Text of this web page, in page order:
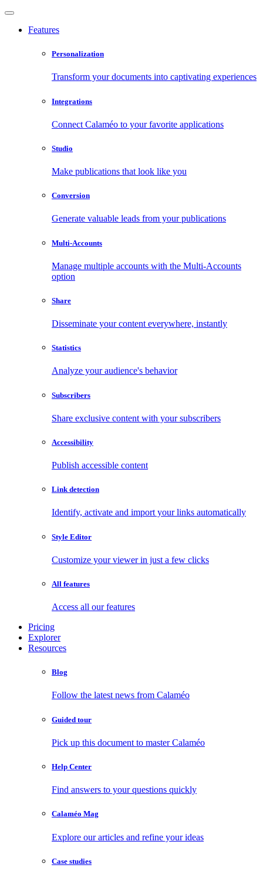
Features
Personalization
Transform your documents into captivating experiences
Integrations
Connect Calaméo to your favorite applications
Studio
Make publications that look like you
Conversion
Generate valuable leads from your publications
Multi-Accounts
Manage multiple accounts with the Multi-Accounts
option
Share
Disseminate your content everywhere, instantly
Statistics
Analyze your audience's behavior
Subscribers
Share exclusive content with your subscribers
Accessibility
Publish accessible content
Link detection
Identify, activate and import your links automatically
Style Editor
Customize your viewer in just a few clicks
All features
Access all our features
Pricing
Explorer
Resources
Blog
Follow the latest news from Calaméo
Guided tour
Pick up this document to master Calaméo
Help Center
Find answers to your questions quickly
Calaméo Mag
Explore our articles and refine your ideas
Case studies